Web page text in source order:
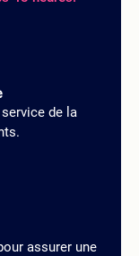
de la
assurer une